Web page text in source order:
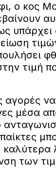
ο κος
υπάρχει
τιμή
αγορές
μέσα
καλύτερα
των